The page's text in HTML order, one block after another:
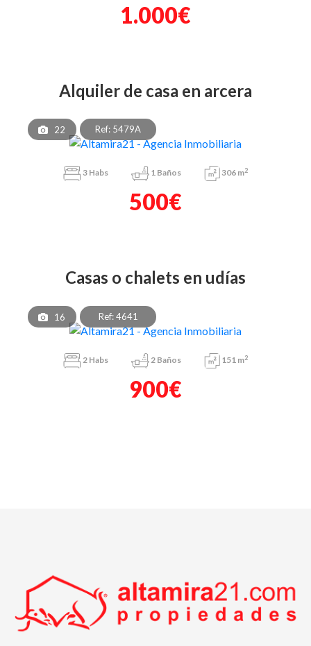
1.000€
alquiler de casa en arcera
22 Ref: 5479A
3 Habs 1 Baños 306 m2
500€
casas o chalets en udías
16 Ref: 4641
2 Habs 2 Baños 151 m2
900€